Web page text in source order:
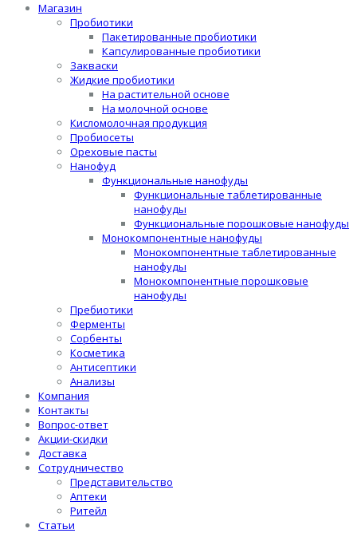
Магазин
Пробиотики
Пакетированные пробиотики
Капсулированные пробиотики
Закваски
Жидкие пробиотики
На растительной основе
На молочной основе
Кисломолочная продукция
Пробиосеты
Ореховые пасты
Нанофуд
Функциональные нанофуды
Функциональные таблетированные
нанофуды
Функциональные порошковые нанофуды
Монокомпонентные нанофуды
Монокомпонентные таблетированные
нанофуды
Монокомпонентные порошковые
нанофуды
Пребиотики
Ферменты
Сорбенты
Косметика
Антисептики
Анализы
Компания
Контакты
Вопрос-ответ
Акции-скидки
Доставка
Сотрудничество
Представительство
Аптеки
Ритейл
Статьи